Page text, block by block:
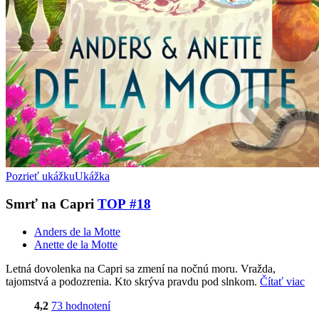
Pozrieť ukážkuUkážka
Smrť na Capri TOP #18
Anders de la Motte
Anette de la Motte
Letná dovolenka na Capri sa zmení na nočnú moru. Vražda,
tajomstvá a podozrenia. Kto skrýva pravdu pod slnkom. Čítať viac
4,2 73 hodnotení